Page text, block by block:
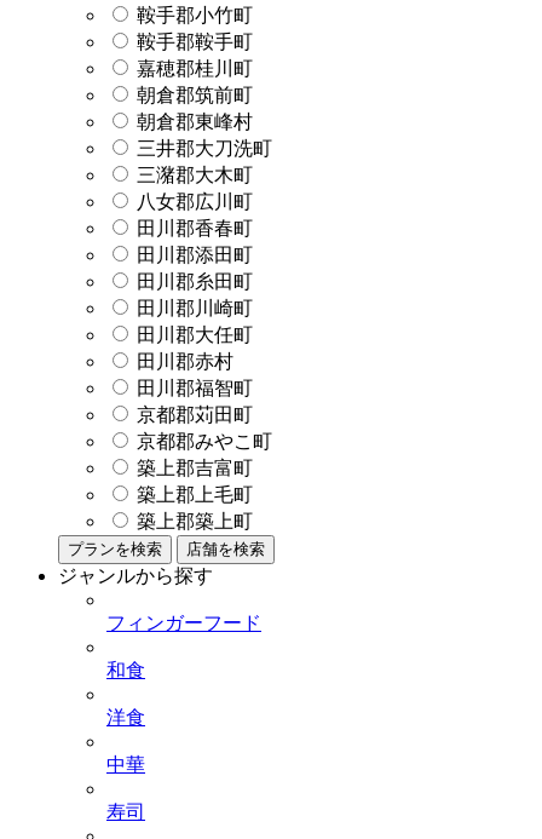
鞍手郡小竹町
鞍手郡鞍手町
嘉穂郡桂川町
朝倉郡筑前町
朝倉郡東峰村
三井郡大刀洗町
三潴郡大木町
八女郡広川町
田川郡香春町
田川郡添田町
田川郡糸田町
田川郡川崎町
田川郡大任町
田川郡赤村
田川郡福智町
京都郡苅田町
京都郡みやこ町
築上郡吉富町
築上郡上毛町
築上郡築上町
プランを検索 店舗を検索
ジャンルから探す
フィンガーフード
和食
洋食
中華
寿司